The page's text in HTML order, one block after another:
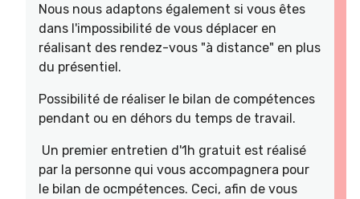
Nous nous adaptons également si vous êtes
dans l'impossibilité de vous déplacer en
réalisant des rendez-vous "à distance" en plus
du présentiel.
Possibilité de réaliser le bilan de compétences
pendant ou en déhors du temps de travail.
Un premier entretien d'1h gratuit est réalisé
par la personne qui vous accompagnera pour
le bilan de ocmpétences. Ceci, afin de vous